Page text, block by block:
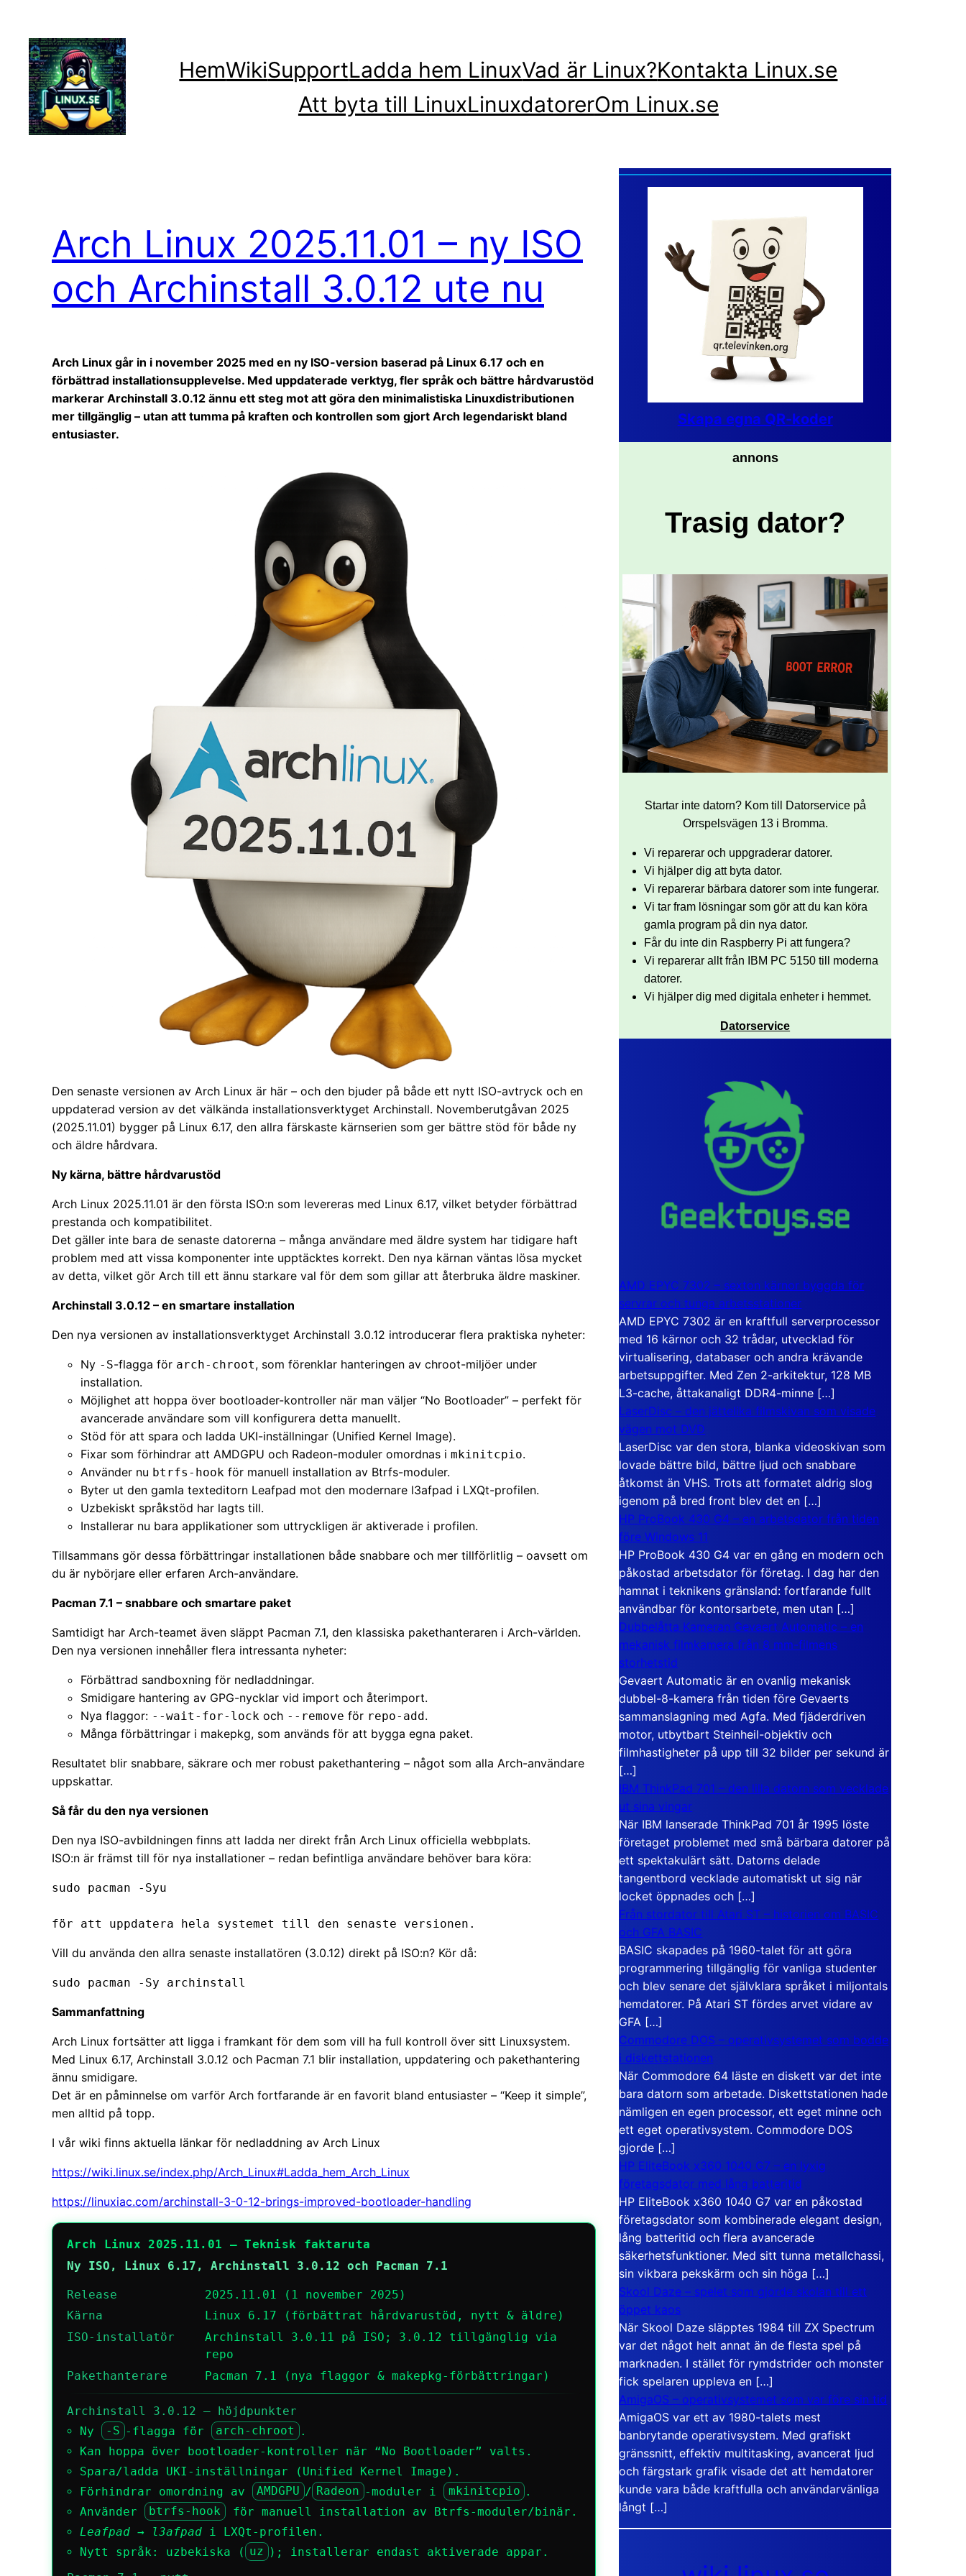
innehåll
HemWikiSupportLadda hem LinuxVad är Linux?Kontakta Linux.se
Att byta till LinuxLinuxdatorerOm Linux.se
Arch Linux 2025.11.01 – ny ISO
och Archinstall 3.0.12 ute nu
Arch Linux går in i november 2025 med en ny ISO-version baserad på Linux 6.17 och en
förbättrad installationsupplevelse. Med uppdaterade verktyg, fler språk och bättre hårdvarustöd
markerar Archinstall 3.0.12 ännu ett steg mot att göra den minimalistiska Linuxdistributionen
mer tillgänglig – utan att tumma på kraften och kontrollen som gjort Arch legendariskt bland
entusiaster.
Den senaste versionen av Arch Linux är här – och den bjuder på både ett nytt ISO-avtryck och en
uppdaterad version av det välkända installationsverktyget Archinstall. Novemberutgåvan 2025
(2025.11.01) bygger på Linux 6.17, den allra färskaste kärnserien som ger bättre stöd för både ny
och äldre hårdvara.
Ny kärna, bättre hårdvarustöd
Arch Linux 2025.11.01 är den första ISO:n som levereras med Linux 6.17, vilket betyder förbättrad
prestanda och kompatibilitet.
Det gäller inte bara de senaste datorerna – många användare med äldre system har tidigare haft
problem med att vissa komponenter inte upptäcktes korrekt. Den nya kärnan väntas lösa mycket
av detta, vilket gör Arch till ett ännu starkare val för dem som gillar att återbruka äldre maskiner.
Archinstall 3.0.12 – en smartare installation
Den nya versionen av installationsverktyget Archinstall 3.0.12 introducerar flera praktiska nyheter:
Ny -S-flagga för arch-chroot, som förenklar hanteringen av chroot-miljöer under
installation.
Möjlighet att hoppa över bootloader-kontroller när man väljer “No Bootloader” – perfekt för
avancerade användare som vill konfigurera detta manuellt.
Stöd för att spara och ladda UKI-inställningar (Unified Kernel Image).
Fixar som förhindrar att AMDGPU och Radeon-moduler omordnas i mkinitcpio.
Använder nu btrfs-hook för manuell installation av Btrfs-moduler.
Byter ut den gamla texteditorn Leafpad mot den modernare l3afpad i LXQt-profilen.
Uzbekiskt språkstöd har lagts till.
Installerar nu bara applikationer som uttryckligen är aktiverade i profilen.
Tillsammans gör dessa förbättringar installationen både snabbare och mer tillförlitlig – oavsett om
du är nybörjare eller erfaren Arch-användare.
Pacman 7.1 – snabbare och smartare paket
Samtidigt har Arch-teamet även släppt Pacman 7.1, den klassiska pakethanteraren i Arch-världen.
Den nya versionen innehåller flera intressanta nyheter:
Förbättrad sandboxning för nedladdningar.
Smidigare hantering av GPG-nycklar vid import och återimport.
Nya flaggor: --wait-for-lock och --remove för repo-add .
Många förbättringar i makepkg, som används för att bygga egna paket.
Resultatet blir snabbare, säkrare och mer robust pakethantering – något som alla Arch-användare
uppskattar.
Så får du den nya versionen
Den nya ISO-avbildningen finns att ladda ner direkt från Arch Linux officiella webbplats.
ISO:n är främst till för nya installationer – redan befintliga användare behöver bara köra:
sudo pacman -Syu
för att uppdatera hela systemet till den senaste versionen.
Vill du använda den allra senaste installatören (3.0.12) direkt på ISO:n? Kör då:
Sammanfattning
Arch Linux fortsätter att ligga i framkant för dem som vill ha full kontroll över sitt Linuxsystem.
Med Linux 6.17, Archinstall 3.0.12 och Pacman 7.1 blir installation, uppdatering och pakethantering
ännu smidigare.
Det är en påminnelse om varför Arch fortfarande är en favorit bland entusiaster – “Keep it simple”,
men alltid på topp.
I vår wiki finns aktuella länkar för nedladdning av Arch Linux
https://wiki.linux.se/index.php/Arch_Linux#Ladda_hem_Arch_Linux
https://linuxiac.com/archinstall-3-0-12-brings-improved-bootloader-handling
Arch Linux 2025.11.01 – Teknisk faktaruta
Ny ISO, Linux 6.17, Archinstall 3.0.12 och Pacman 7.1
Release
2025.11.01 (1 november 2025)
Kärna
Linux 6.17 (förbättrat hårdvarustöd, nytt & äldre)
ISO-installatör
Archinstall 3.0.11 på ISO; 3.0.12 tillgänglig via
repo
Pakethanterare
Pacman 7.1 (nya flaggor & makepkg-förbättringar)
Archinstall 3.0.12 – höjdpunkter
Ny
-S -flagga för arch-chroot .
Kan hoppa över bootloader-kontroller när “No Bootloader” valts.
Spara/ladda UKI-inställningar (Unified Kernel Image).
Förhindrar omordning av
AMDGPU / Radeon -moduler i mkinitcpio .
Använder
btrfs-hook för manuell installation av Btrfs-moduler/binär.
Leafpad→ l3afpadi LXQt-profilen.
Nytt språk: uzbekiska ( uz ); installerar endast aktiverade appar.
Skapa egna QR-koder
annons
Trasig dator?
Startar inte datorn? Kom till Datorservice på
Orrspelsvägen 13 i Bromma.
Vi reparerar och uppgraderar datorer.
Vi hjälper dig att byta dator.
Vi reparerar bärbara datorer som inte fungerar.
Vi tar fram lösningar som gör att du kan köra
gamla program på din nya dator.
Får du inte din Raspberry Pi att fungera?
Vi reparerar allt från IBM PC 5150 till moderna
datorer.
Vi hjälper dig med digitala enheter i hemmet.
Datorservice
AMD EPYC 7302 – sexton kärnor byggda för
servrar och tunga arbetsstationer
AMD EPYC 7302 är en kraftfull serverprocessor
med 16 kärnor och 32 trådar, utvecklad för
virtualisering, databaser och andra krävande
arbetsuppgifter. Med Zen 2-arkitektur, 128 MB
L3-cache, åttakanaligt DDR4-minne […]
LaserDisc – den jättelika filmskivan som visade
vägen mot DVD
LaserDisc var den stora, blanka videoskivan som
lovade bättre bild, bättre ljud och snabbare
åtkomst än VHS. Trots att formatet aldrig slog
igenom på bred front blev det en […]
HP ProBook 430 G4 – en arbetsdator från tiden
före Windows 11
HP ProBook 430 G4 var en gång en modern och
påkostad arbetsdator för företag. I dag har den
hamnat i teknikens gränsland: fortfarande fullt
användbar för kontorsarbete, men utan […]
Dubbelåtta Kameran Gevaert Automatic – en
mekanisk filmkamera från 8 mm-filmens
storhetstid
Gevaert Automatic är en ovanlig mekanisk
dubbel-8-kamera från tiden före Gevaerts
sammanslagning med Agfa. Med fjäderdriven
motor, utbytbart Steinheil-objektiv och
filmhastigheter på upp till 32 bilder per sekund är
[…]
IBM ThinkPad 701 – den lilla datorn som vecklade
ut sina vingar
När IBM lanserade ThinkPad 701 år 1995 löste
företaget problemet med små bärbara datorer på
ett spektakulärt sätt. Datorns delade
tangentbord vecklade automatiskt ut sig när
locket öppnades och […]
Från stordator till Atari ST – historien om BASIC
och GFA BASIC
BASIC skapades på 1960-talet för att göra
programmering tillgänglig för vanliga studenter
och blev senare det självklara språket i miljontals
hemdatorer. På Atari ST fördes arvet vidare av
GFA […]
Commodore DOS – operativsystemet som bodde
i diskettstationen
När Commodore 64 läste en diskett var det inte
bara datorn som arbetade. Diskettstationen hade
nämligen en egen processor, ett eget minne och
ett eget operativsystem. Commodore DOS
gjorde […]
HP EliteBook x360 1040 G7 – en lyxig
företagsdator med lång batteritid
HP EliteBook x360 1040 G7 var en påkostad
företagsdator som kombinerade elegant design,
lång batteritid och flera avancerade
säkerhetsfunktioner. Med sitt tunna metallchassi,
sin vikbara pekskärm och sin höga […]
Skool Daze – spelet som gjorde skolan till ett
öppet kaos
När Skool Daze släpptes 1984 till ZX Spectrum
var det något helt annat än de flesta spel på
marknaden. I stället för rymdstrider och monster
fick spelaren uppleva en […]
AmigaOS – operativsystemet som var före sin tid
AmigaOS var ett av 1980-talets mest
banbrytande operativsystem. Med grafiskt
gränssnitt, effektiv multitasking, avancerat ljud
och färgstark grafik visade det att hemdatorer
kunde vara både kraftfulla och användarvänliga
långt […]